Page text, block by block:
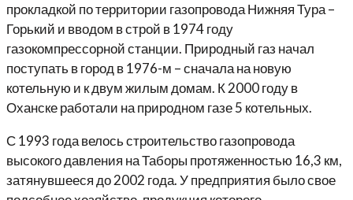
прокладкой по территории газопровода Нижняя Тура –
Горький и вводом в строй в 1974 году
газокомпрессорной станции. Природный газ начал
поступать в город в 1976-м – сначала на новую
котельную и к двум жилым домам. К 2000 году в
Оханске работали на природном газе 5 котельных.
С 1993 года велось строительство газопровода
высокого давления на Таборы протяженностью 16,3 км,
затянувшееся до 2002 года. У предприятия было свое